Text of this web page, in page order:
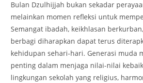
Bulan Dzulhijjah bukan sekadar
melainkan momen refleksi untuk
Semangat ibadah, keikhlasan
berbagi diharapkan dapat terus
kehidupan sehari-hari. Generasi muda
penting dalam menjaga nilai-nilai
lingkungan sekolah yang religius,